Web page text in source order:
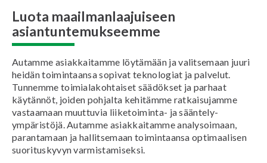
Luota maailmanlaajuiseen
asiantuntemukseemme
Autamme asiakkaitamme löytämään ja valitsemaan juuri
heidän toimintaansa sopivat teknologiat ja palvelut.
Tunnemme toimialakohtaiset säädökset ja parhaat
käytännöt, joiden pohjalta kehitämme ratkaisujamme
vastaamaan muuttuvia liiketoiminta- ja sääntely-
ympäristöjä. Autamme asiakkaitamme analysoimaan,
parantamaan ja hallitsemaan toimintaansa optimaalisen
suorituskyvyn varmistamiseksi.